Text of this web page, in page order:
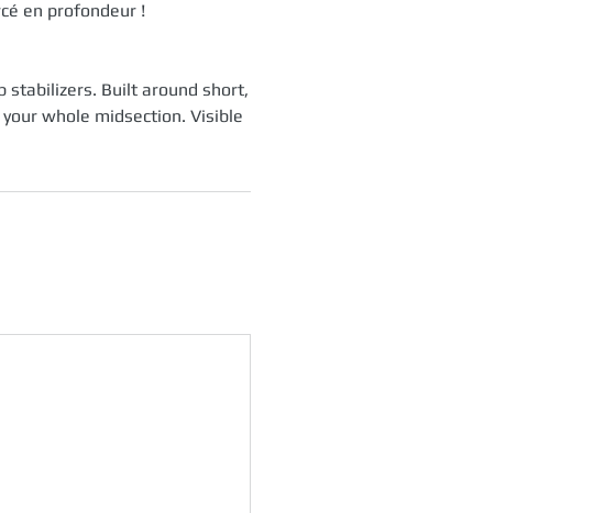
en profondeur !
stabilizers. Built around short,
whole midsection. Visible